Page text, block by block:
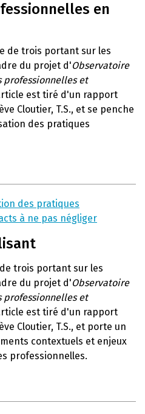
en
de trois portant sur les
du projet d'Observatoire
professionnelles et
est tiré d'un rapport
Cloutier, T.S., et se penche
des pratiques
des pratiques
à ne pas négliger
trois portant sur les
du projet d'Observatoire
professionnelles et
est tiré d'un rapport
Cloutier, T.S., et porte un
contextuels et enjeux
professionnelles.